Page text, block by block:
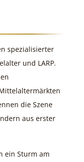
spezialisierter
und LARP.
die Szene
aus erster
ein Sturm am